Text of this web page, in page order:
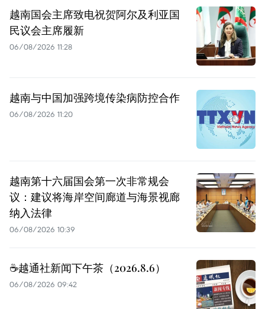
越南国会主席致电祝贺阿尔及利亚国
民议会主席履新
06/08/2026 11:28
越南与中国加强跨境传染病防控合作
06/08/2026 11:20
越南第十六届国会第一次非常规会
议：建议将海岸空间廊道与海景视廊
纳入法律
06/08/2026 10:39
☕️越通社新闻下午茶（2026.8.6）
06/08/2026 09:42